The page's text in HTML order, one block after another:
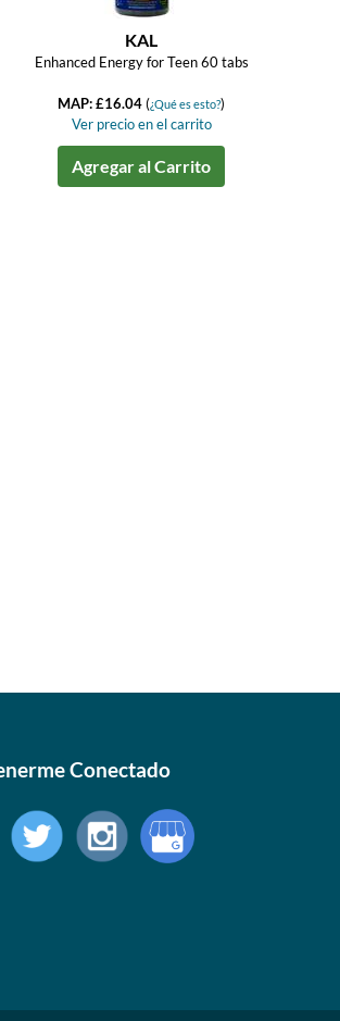
KAL
Enhanced Energy for Teen 60 tabs
MAP: £16.04(¿Qué es esto?)
Ver precio en el carrito
Agregar al Carrito
Conectado